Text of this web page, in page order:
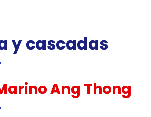
y cascadas
Ang Thong